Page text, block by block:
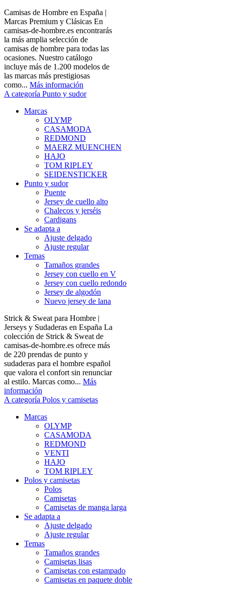
Camisas de Hombre en España |
Marcas Premium y Clásicas En
camisas-de-hombre.es encontrarás
la más amplia selección de
camisas de hombre para todas las
ocasiones. Nuestro catálogo
incluye más de 1.200 modelos de
las marcas más prestigiosas
como... Más información
A categoría Punto y sudor
Marcas
OLYMP
CASAMODA
REDMOND
MAERZ MUENCHEN
HAJO
TOM RIPLEY
SEIDENSTICKER
Punto y sudor
Puente
Jersey de cuello alto
Chalecos y jerséis
Cardigans
Se adapta a
Ajuste delgado
Ajuste regular
Temas
Tamaños grandes
Jersey con cuello en V
Jersey con cuello redondo
Jersey de algodón
Nuevo jersey de lana
Strick & Sweat para Hombre |
Jerseys y Sudaderas en España La
colección de Strick & Sweat de
camisas-de-hombre.es ofrece más
de 220 prendas de punto y
sudaderas para el hombre español
que valora el confort sin renunciar
al estilo. Marcas como... Más
información
A categoría Polos y camisetas
Marcas
OLYMP
CASAMODA
REDMOND
VENTI
HAJO
TOM RIPLEY
Polos y camisetas
Polos
Camisetas
Camisetas de manga larga
Se adapta a
Ajuste delgado
Ajuste regular
Temas
Tamaños grandes
Camisetas lisas
Camisetas con estampado
Camisetas en paquete doble